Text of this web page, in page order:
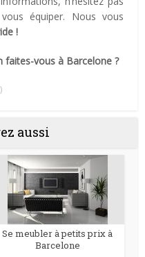
équiper. Nous vous
!
faites-vous à Barcelone ?
)
aussi
Se meubler à petits prix à
Barcelone